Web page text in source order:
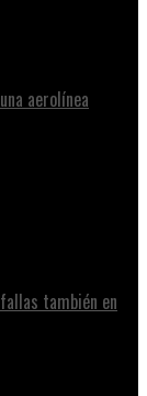
aerolínea
también en